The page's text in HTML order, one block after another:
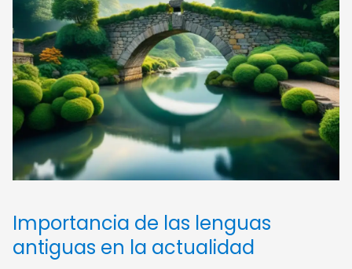
Importancia de las lenguas
antiguas en la actualidad